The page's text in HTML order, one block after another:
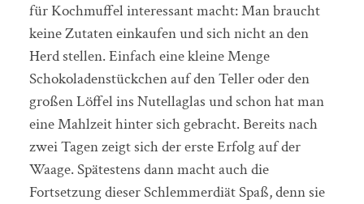
für Kochmuffel interessant macht: Man braucht
keine Zutaten einkaufen und sich nicht an den
Herd stellen. Einfach eine kleine Menge
Schokoladenstückchen auf den Teller oder den
großen Löffel ins Nutellaglas und schon hat man
eine Mahlzeit hinter sich gebracht. Bereits nach
zwei Tagen zeigt sich der erste Erfolg auf der
Waage. Spätestens dann macht auch die
Fortsetzung dieser Schlemmerdiät Spaß, denn sie